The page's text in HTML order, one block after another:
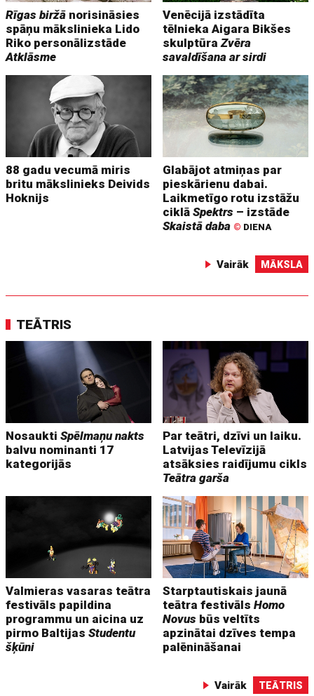
Rīgas biržā norisināsies
spāņu mākslinieka Lido
Riko personālizstāde
Atklāsme
Venēcijā izstādīta
tēlnieka Aigara Bikšes
skulptūraZvēra
savaldīšana ar sirdi
88 gadu vecumā miris
britu mākslinieks Deivids
Hoknijs
Glabājot atmiņas par
pieskārienu dabai.
Laikmetīgo rotu izstāžu
ciklāSpektrs – izstāde
Skaistā daba © DIENA
Vairāk MĀKSLA
TEĀTRIS
NosauktiSpēlmaņu nakts
balvu nominanti 17
kategorijās
Par teātri, dzīvi un laiku.
Latvijas Televīzijā
atsāksies raidījumu cikls
Teātra garša
Valmieras vasaras teātra
festivāls papildina
programmu un aicina uz
pirmo BaltijasStudentu
šķūni
Starptautiskais jaunā
teātra festivālsHomo
Novus būs veltīts
apzinātai dzīves tempa
palēnināšanai
Vairāk TEĀTRIS